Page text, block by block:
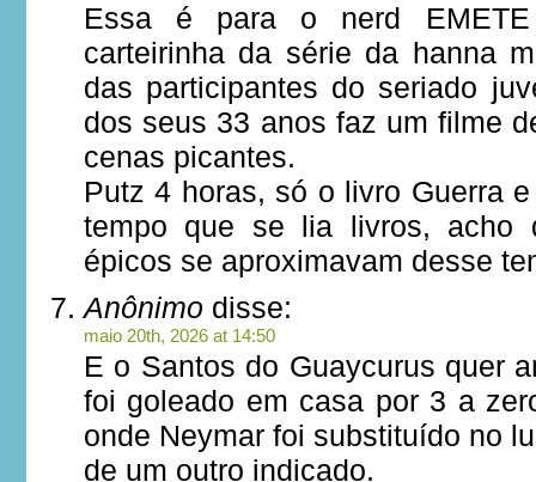
Essa é para o nerd
carteirinha da série da hanna
das participantes do seriado
dos seus 33 anos faz um filme
cenas picantes.
Putz 4 horas, só o livro Guerra
tempo que se lia livros, acho
épicos se aproximavam desse
Anônimo disse:
maio 20th, 2026 at 14:50
E o Santos do Guaycurus quer
foi goleado em casa por 3 a
onde Neymar foi substituído no
de um outro indicado.